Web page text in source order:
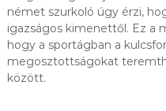
német szurkoló úgy érzi,
igazságos kimenettől. Ez a
hogy a sportágban a
megosztottságokat
között.